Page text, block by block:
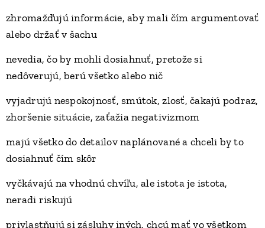
zhromažďujú informácie, aby mali čím argumentovať
alebo držať v šachu
nevedia, čo by mohli dosiahnuť, pretože si
nedôverujú, berú všetko alebo nič
vyjadrujú nespokojnosť, smútok, zlosť, čakajú podraz,
zhoršenie situácie, zaťažia negativizmom
majú všetko do detailov naplánované a chceli by to
dosiahnuť čím skôr
vyčkávajú na vhodnú chvíľu, ale istota je istota,
neradi riskujú
privlastňujú si zásluhy iných, chcú mať vo všetkom